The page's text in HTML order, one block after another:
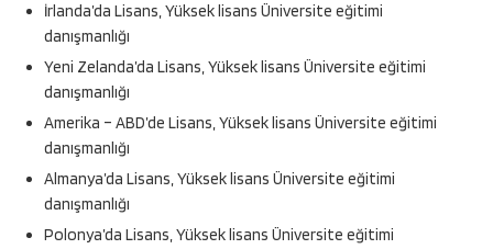
İrlanda’da Lisans, Yüksek lisans Üniversite eğitimi
danışmanlığı
Yeni Zelanda’da Lisans, Yüksek lisans Üniversite eğitimi
danışmanlığı
Amerika – ABD’de Lisans, Yüksek lisans Üniversite eğitimi
danışmanlığı
Almanya’da Lisans, Yüksek lisans Üniversite eğitimi
danışmanlığı
Polonya’da Lisans, Yüksek lisans Üniversite eğitimi